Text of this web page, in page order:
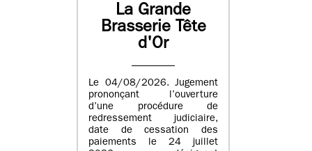
La Grande
Brasserie Tête
d'Or
Le 04/08/2026. Jugement
prononçant l’ouverture
d’une procédure de
redressement judiciaire,
date de cessation des
paiements le 24 juillet